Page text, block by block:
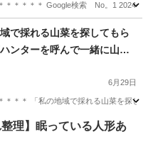
＊＊＊＊＊ Google検索 No。1 2024
で採れる山菜を探してもら
ンターを呼んで一緒に山菜
6月29日
＊＊＊ 「私の地域で採れる山菜を探
整理】眠っている人形あ